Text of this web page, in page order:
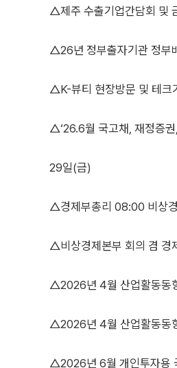
△제주 수출기업간담회 및
△26년 정부출자기관 정부
△K-뷰티 현장방문 및 테크
△‘26.6월 국고채, 재정증
29일(금)
△경제부총리 08:00 비상
△비상경제본부 회의 겸 경
△2026년 4월 산업활동동
△2026년 4월 산업활동동
△2026년 6월 개인투자용